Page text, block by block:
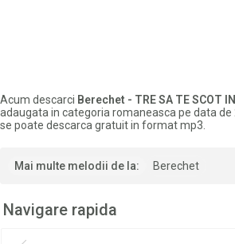
Acum descarci Berechet - TRE SA TE SCOT
adaugata in categoria romaneasca pe data de
se poate descarca gratuit in format mp3.
Mai multe melodii de la: Berechet
Navigare rapida